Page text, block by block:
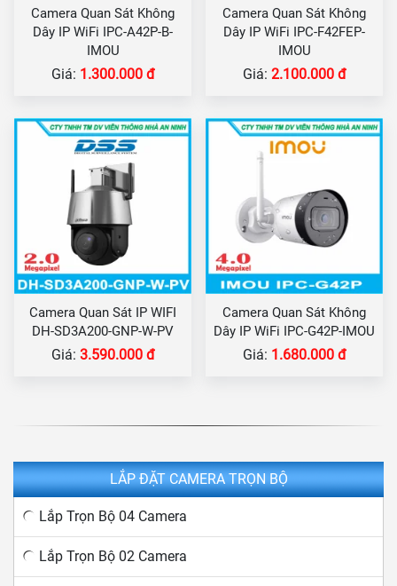
Camera Quan Sát Không
Dây IP WiFi IPC-A42P-B-
IMOU
Giá: 1.300.000 đ
Camera Quan Sát Không
Dây IP WiFi IPC-F42FEP-
IMOU
Giá: 2.100.000 đ
Camera Quan Sát IP WIFI
DH-SD3A200-GNP-W-PV
Giá: 3.590.000 đ
Camera Quan Sát Không
Dây IP WiFi IPC-G42P-IMOU
Giá: 1.680.000 đ
LẮP ĐẶT CAMERA TRỌN BỘ
Lắp Trọn Bộ 04 Camera
Lắp Trọn Bộ 02 Camera